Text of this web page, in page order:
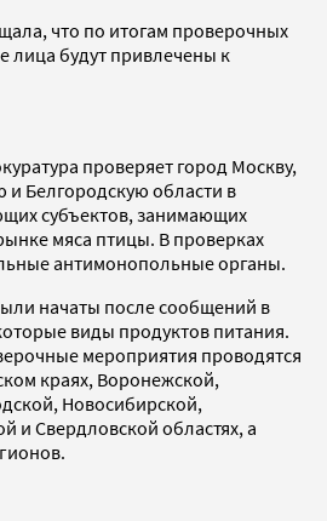
что по итогам проверочных
лица будут привлечены к
проверяет город Москву,
и Белгородскую области в
субъектов, занимающих
мяса птицы. В проверках
антимонопольные органы.
начаты после сообщений в
виды продуктов питания.
мероприятия проводятся
краях, Воронежской,
Новосибирской,
и Свердловской областях, а